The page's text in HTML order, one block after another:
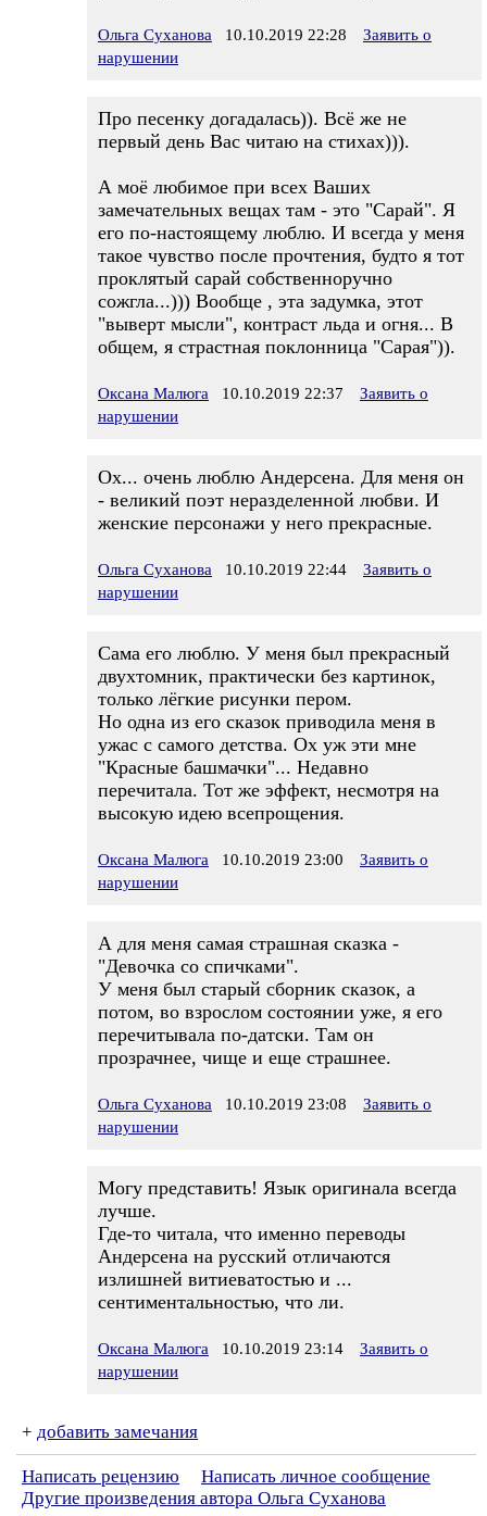
Ольга Суханова 10.10.2019 22:28
Заявить о
нарушении
Про песенку догадалась)). Всё же не
первый день Вас читаю на стихах))).
А моё любимое при всех Ваших
замечательных вещах там - это "Сарай". Я
его по-настоящему люблю. И всегда у меня
такое чувство после прочтения, будто я тот
проклятый сарай собственноручно
сожгла...))) Вообще , эта задумка, этот
"выверт мысли", контраст льда и огня... В
общем, я страстная поклонница "Сарая")).
Оксана Малюга 10.10.2019 22:37
Заявить о
нарушении
Ох... очень люблю Андерсена. Для меня он
- великий поэт неразделенной любви. И
женские персонажи у него прекрасные.
Ольга Суханова 10.10.2019 22:44
Заявить о
нарушении
Сама его люблю. У меня был прекрасный
двухтомник, практически без картинок,
только лёгкие рисунки пером.
Но одна из его сказок приводила меня в
ужас с самого детства. Ох уж эти мне
"Красные башмачки"... Недавно
перечитала. Тот же эффект, несмотря на
высокую идею всепрощения.
Оксана Малюга 10.10.2019 23:00
Заявить о
нарушении
А для меня самая страшная сказка -
"Девочка со спичками".
У меня был старый сборник сказок, а
потом, во взрослом состоянии уже, я его
перечитывала по-датски. Там он
прозрачнее, чище и еще страшнее.
Ольга Суханова 10.10.2019 23:08
Заявить о
нарушении
Могу представить! Язык оригинала всегда
лучше.
Где-то читала, что именно переводы
Андерсена на русский отличаются
излишней витиеватостью и ...
сентиментальностью, что ли.
Оксана Малюга 10.10.2019 23:14
Заявить о
нарушении
+ добавить замечания
Написать рецензию
Написать личное сообщение
Другие произведения автора Ольга Суханова